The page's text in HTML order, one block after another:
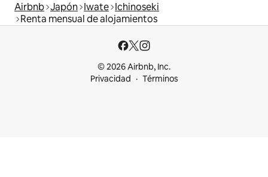
Airbnb Japón Iwate Ichinoseki
Renta mensual de alojamientos
© 2026 Airbnb, Inc.
Privacidad
Términos